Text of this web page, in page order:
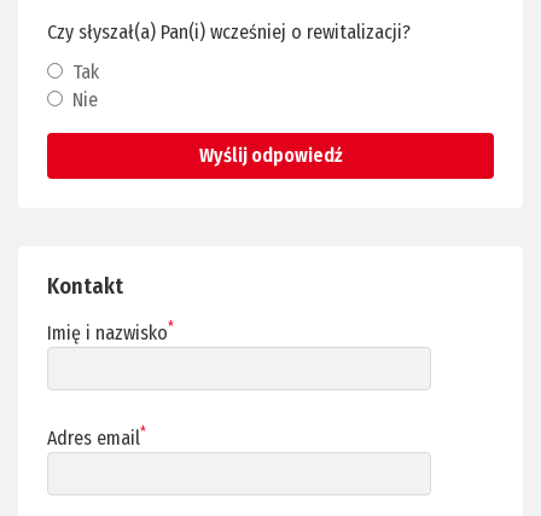
Czy słyszał(a) Pan(i) wcześniej o rewitalizacji?
Tak
Nie
Wyślij odpowiedź
Kontakt
Imię i nazwisko*
Adres email*